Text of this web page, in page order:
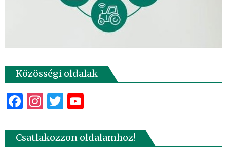
Közösségi oldalak
Facebook
Instagram
Twitter
YouTube
Csatlakozzon oldalamhoz!